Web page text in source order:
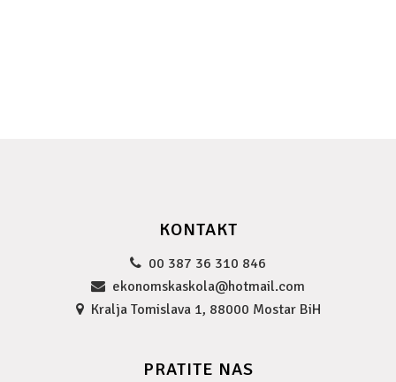
KONTAKT
00 387 36 310 846
ekonomskaskola@hotmail.com
Kralja Tomislava 1, 88000 Mostar BiH
PRATITE NAS